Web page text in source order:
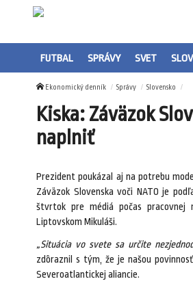
FUTBAL SPRÁVY SVET
Ekonomický denník Správy Slovensko
Kiska: Záväzok
naplniť
Prezident poukázal aj na potrebu
Záväzok Slovenska voči NATO je
štvrtok pre médiá počas pracovnej
Liptovskom Mikuláši.
„Situácia vo svete sa určite
zdôraznil s tým, že je našou
Severoatlantickej aliancie.